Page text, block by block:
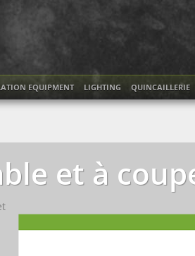
EQUIPMENT LIGHTING QUINCAILLERIE
et à